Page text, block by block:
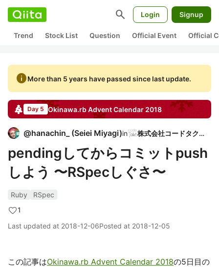
search Login Signup
Trend Stock List Question Official Event Official
infoMore than 5 years have passed since last update.
Day 5 Okinawa.rbAdvent Calendar 2018
@hanachin_ (Seiei Miyagi)in 株式会社コードタクト
pendingしてからコミットpush
しよう 〜RSpecしぐさ〜
Ruby
RSpec
1
Last updated at 2018-12-06Posted at 2018-12-05
この記事はOkinawa.rb Advent Calendar 2018の5日目の